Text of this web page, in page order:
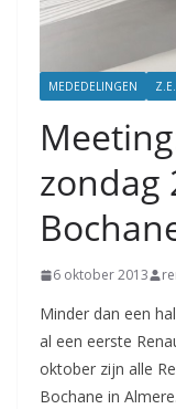
MEDEDELINGEN
zondag
6 oktober 2013
Minder dan een
al een eerste
oktober zijn alle
Bochane in